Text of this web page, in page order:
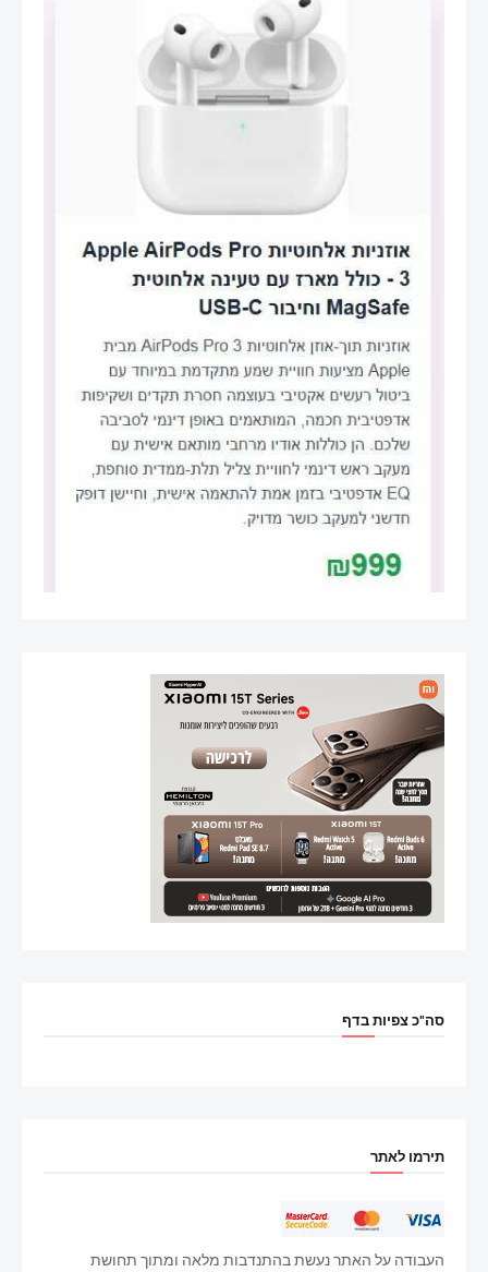
סה"כ צפיות בדף
תירמו לאתר
העבודה על האתר נעשת בהתנדבות מלאה ומתוך תחושת